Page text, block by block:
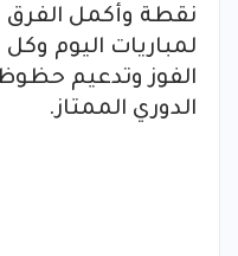
نقطة وأكمل الفرق
لمباريات اليوم
الفوز وتدعيم
الدوري الممتاز.